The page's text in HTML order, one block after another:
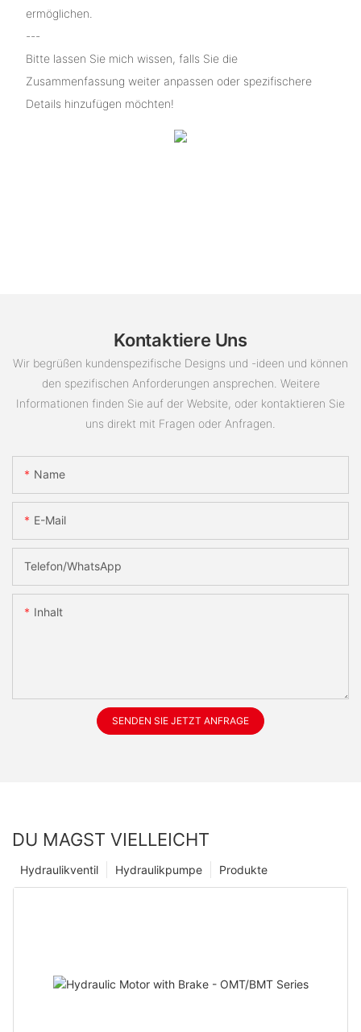
ermöglichen.
---
Bitte lassen Sie mich wissen, falls Sie die
Zusammenfassung weiter anpassen oder spezifischere
Details hinzufügen möchten!
Kontaktiere Uns
Wir begrüßen kundenspezifische Designs und -ideen und können
den spezifischen Anforderungen ansprechen. Weitere
Informationen finden Sie auf der Website, oder kontaktieren Sie
uns direkt mit Fragen oder Anfragen.
Name
E-Mail
Telefon/WhatsApp
Inhalt
SENDEN SIE JETZT ANFRAGE
DU MAGST VIELLEICHT
Produkte
Hydraulikpumpe
Hydraulikventil